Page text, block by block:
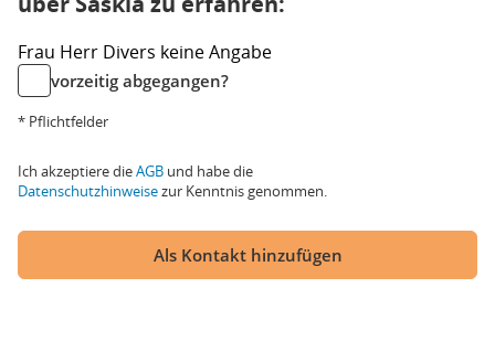
Frau Herr Divers keine Angabe
vorzeitig abgegangen?
* Pflichtfelder
Ich akzeptiere dieAGB und habe die
Datenschutzhinweisezur Kenntnis genommen.
Als Kontakt hinzufügen